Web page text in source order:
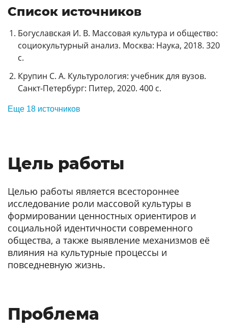
Список источников
Богуславская И. В. Массовая культура и общество:
социокультурный анализ. Москва: Наука, 2018. 320
с.
Крупин С. А. Культурология: учебник для вузов.
Санкт-Петербург: Питер, 2020. 400 с.
Еще 18 источников
Цель работы
Целью работы является всестороннее
исследование роли массовой культуры в
формировании ценностных ориентиров и
социальной идентичности современного
общества, а также выявление механизмов её
влияния на культурные процессы и
повседневную жизнь.
Проблема